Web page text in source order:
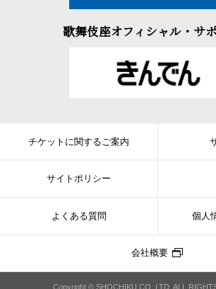
歌舞伎座オフィシャル・サ
チケットに関するご案内
サイトポリシー
よくある質問 個人
会社概要
Copyright © SHOCHIKU CO.,LTD. ALL